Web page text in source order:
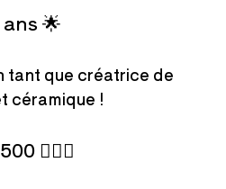
🌟
tant que créatrice de
céramique !
🙋🏻‍♀️